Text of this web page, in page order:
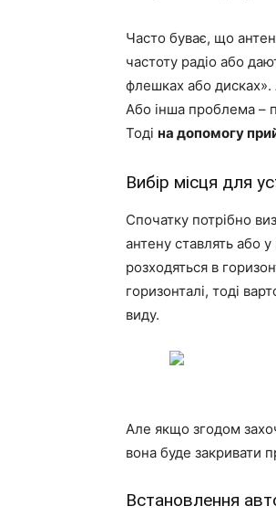
Часто буває, що
частоту радіо або
флешках або дисках».
Або інша проблема –
Тоді на допомогу
Вибір місця для
Спочатку потрібно
антену ставлять або
розходяться в
горизонталі, тоді
виду.
Але якщо згодом
вона буде закривати
Встановлення